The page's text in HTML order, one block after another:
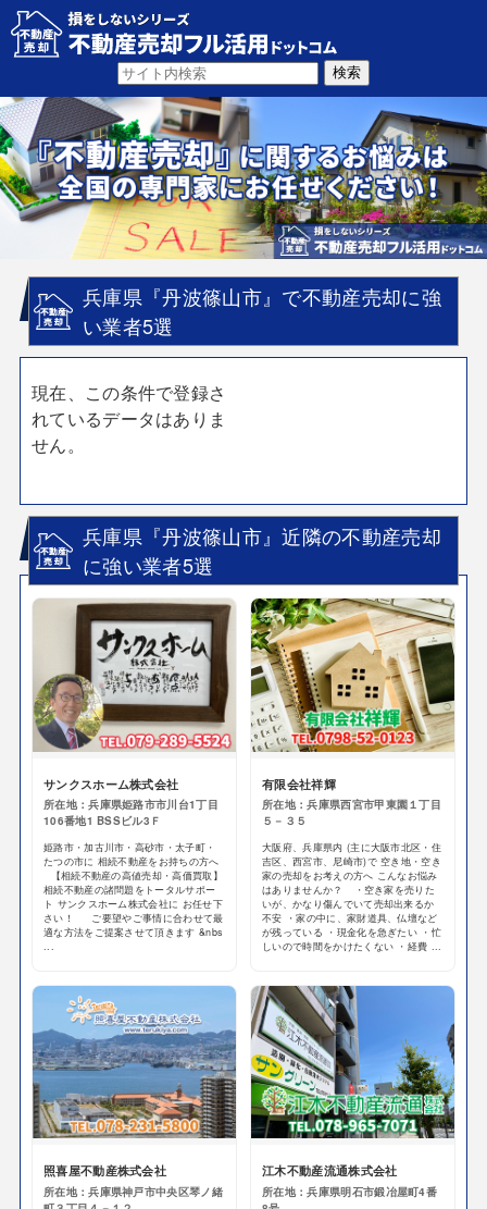
兵庫県『丹波篠山市』で不動産売却に強
い業者5選
現在、この条件で登録さ
れているデータはありま
せん。
兵庫県『丹波篠山市』近隣の不動産売却
に強い業者5選
サンクスホーム株式会社
所在地：兵庫県姫路市市川台1丁目
106番地1 BSSビル3Ｆ
姫路市・加古川市・高砂市・太子町・
たつの市に 相続不動産をお持ちの方へ
【相続不動産の高値売却・高価買取】
相続不動産の諸問題をトータルサポー
ト サンクスホーム株式会社に お任せ下
さい！ ご要望やご事情に合わせて最
適な方法をご提案させて頂きます &nbs
...
有限会社祥輝
所在地：兵庫県西宮市甲東園１丁目
５－３５
大阪府、兵庫県内 (主に大阪市北区・住
吉区、西宮市、尼崎市)で 空き地・空き
家の売却をお考えの方へ こんなお悩み
はありませんか？ ・空き家を売りた
いが、かなり傷んでいて売却出来るか
不安 ・家の中に、家財道具、仏壇など
が残っている ・現金化を急ぎたい ・忙
しいので時間をかけたくない ・経費 ...
照喜屋不動産株式会社
所在地：兵庫県神戸市中央区琴ノ緒
江木不動産流通株式会社
所在地：兵庫県明石市鍛冶屋町4番